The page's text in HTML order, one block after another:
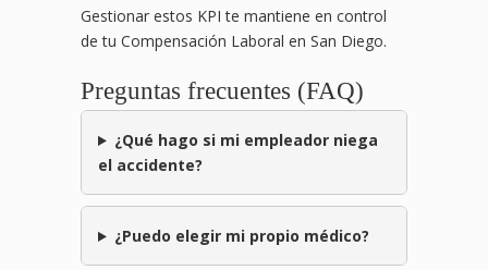
Gestionar estos KPI te mantiene en control
de tu Compensación Laboral en San Diego.
Preguntas frecuentes (FAQ)
¿Qué hago si mi empleador niega
el accidente?
¿Puedo elegir mi propio médico?